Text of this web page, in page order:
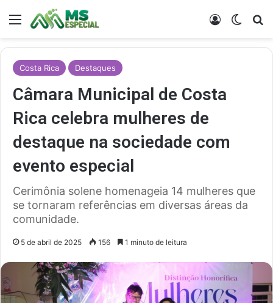
Menu Entrar
Costa Rica Destaques
Câmara Municipal de Costa
Rica celebra mulheres de
destaque na sociedade com
evento especial
Cerimônia solene homenageia 14 mulheres que
se tornaram referências em diversas áreas da
comunidade.
5 de abril de 2025 156 1 minuto de leitura